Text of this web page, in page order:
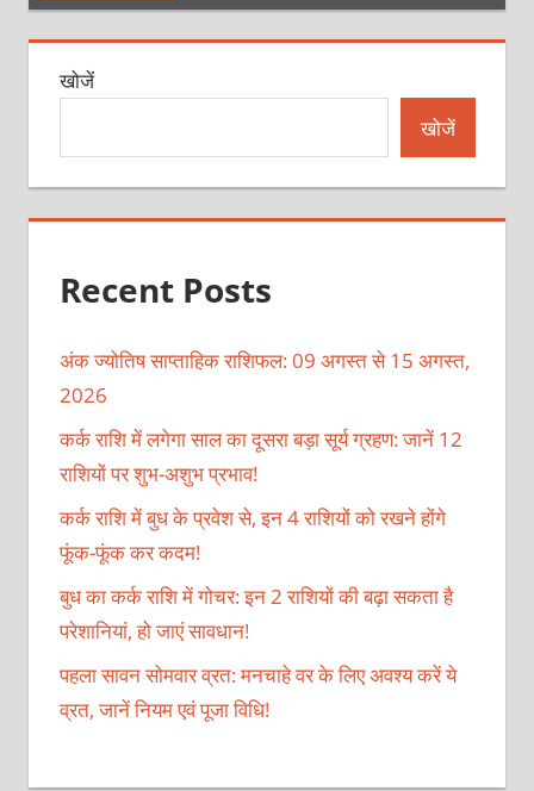
खोजें
खोजें
Recent Posts
अंक ज्योतिष साप्ताहिक राशिफल: 09 अगस्त से 15 अगस्त,
2026
कर्क राशि में लगेगा साल का दूसरा बड़ा सूर्य ग्रहण: जानें 12
राशियों पर शुभ-अशुभ प्रभाव!
कर्क राशि में बुध के प्रवेश से, इन 4 राशियों को रखने होंगे
फूंक-फूंक कर कदम!
बुध का कर्क राशि में गोचर: इन 2 राशियों की बढ़ा सकता है
परेशानियां, हो जाएं सावधान!
पहला सावन सोमवार व्रत: मनचाहे वर के लिए अवश्य करें ये
व्रत, जानें नियम एवं पूजा विधि!